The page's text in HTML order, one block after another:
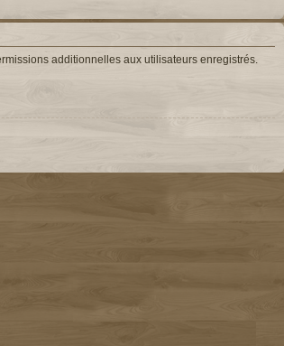
additionnelles aux utilisateurs enregistrés.